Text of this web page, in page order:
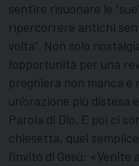
sentire risuonare le
ripercorrere antichi
volta”. Non solo
l’opportunità per una
preghiera non manca e
un’orazione più distesa
Parola di Dio. E poi ci
chiesetta, quel
l’invito di Gesù: